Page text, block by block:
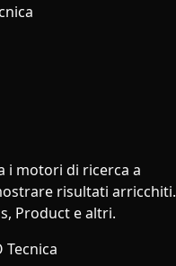
i motori di ricerca a
risultati arricchiti.
Product e altri.
Tecnica